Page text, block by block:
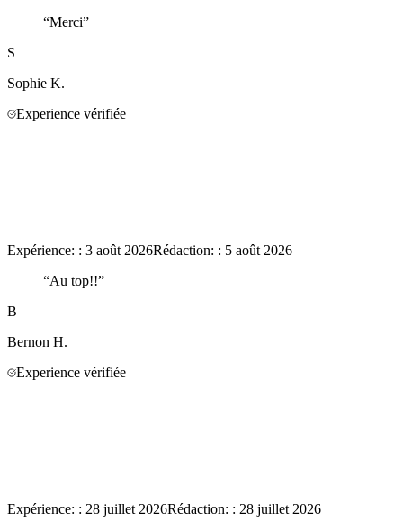
“Merci”
S
Sophie K.
Experience vérifiée
Expérience: : 3 août 2026Rédaction: : 5 août 2026
“Au top!!”
B
Bernon H.
Experience vérifiée
Expérience: : 28 juillet 2026Rédaction: : 28 juillet 2026